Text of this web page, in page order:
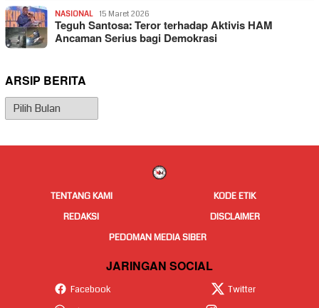
NASIONAL 15 Maret 2026
Teguh Santosa: Teror terhadap Aktivis HAM
Ancaman Serius bagi Demokrasi
ARSIP BERITA
Arsip
Berita
TENTANG KAMI
KODE ETIK
REDAKSI
DISCLAIMER
PEDOMAN MEDIA SIBER
JARINGAN SOCIAL
Facebook
Twitter